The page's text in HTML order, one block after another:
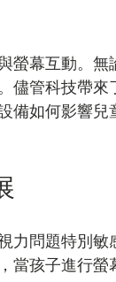
螢幕互動。無
儘管科技帶
備如何影響
力問題特別
當孩子進行螢